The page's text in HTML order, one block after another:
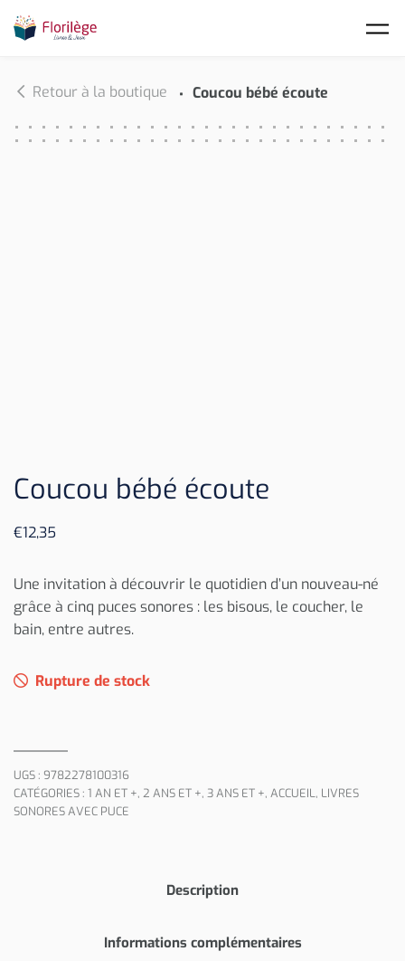
Retour à la boutique Coucou bébé écoute
Coucou bébé écoute
€12,35
Une invitation à découvrir le quotidien d’un nouveau-né
grâce à cinq puces sonores : les bisous, le coucher, le
bain, entre autres.
Rupture de stock
UGS : 9782278100316
CATÉGORIES : 1 AN ET +, 2 ANS ET +, 3 ANS ET +, ACCUEIL, LIVRES
SONORES AVEC PUCE
Description
Informations complémentaires